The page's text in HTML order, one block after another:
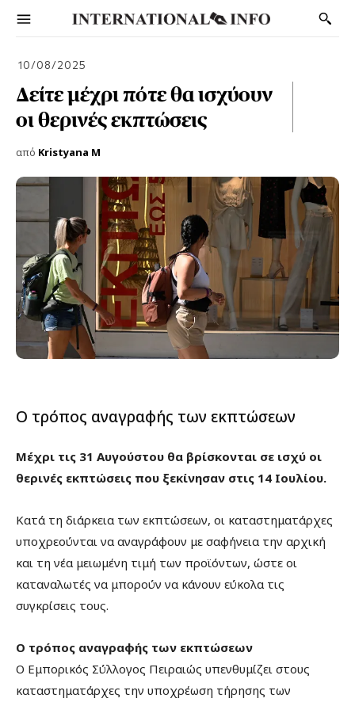
10/08/2025
Δείτε μέχρι πότε θα ισχύουν
οι θερινές εκπτώσεις
από Kristyana M
Ο τρόπος αναγραφής των εκπτώσεων
Μέχρι τις 31 Αυγούστου θα βρίσκονται σε ισχύ οι
θερινές εκπτώσεις που ξεκίνησαν στις 14 Ιουλίου.
Κατά τη διάρκεια των εκπτώσεων, οι καταστηματάρχες
υποχρεούνται να αναγράφουν με σαφήνεια την αρχική
και τη νέα μειωμένη τιμή των προϊόντων, ώστε οι
καταναλωτές να μπορούν να κάνουν εύκολα τις
συγκρίσεις τους.
Ο τρόπος αναγραφής των εκπτώσεων
Ο Εμπορικός Σύλλογος Πειραιώς υπενθυμίζει στους
καταστηματάρχες την υποχρέωση τήρησης των